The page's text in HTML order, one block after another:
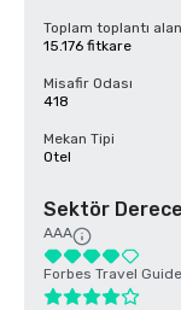
Toplam toplantı
15.176 fitkare
Misafir Odası
418
Mekan Tipi
Otel
Sektör
AAA
Forbes Travel Guide